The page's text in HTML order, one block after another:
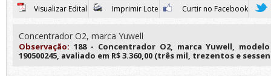
Visualizar Edital Imprimir Lote Curtir no Facebook
Concentrador O2, marca Yuwell
Observação: 188 - Concentrador O2, marca Yuwell,
190500245, avaliado em R$ 3.360,00 (três mil, trezentos e